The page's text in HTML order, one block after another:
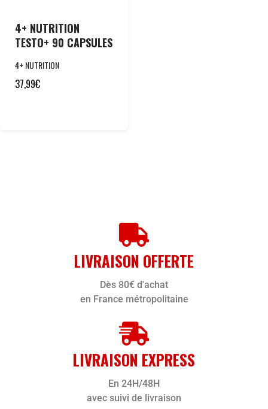
4+ NUTRITION
TESTO+ 90 CAPSULES
4+ NUTRITION
37,99€
LIVRAISON OFFERTE
Dès 80€ d'achat
en France métropolitaine
LIVRAISON EXPRESS
En 24H/48H
avec suivi de livraison